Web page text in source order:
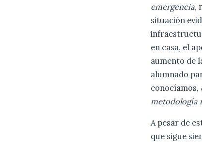
emergencia,
situación
en casa, el
aumento de
alumnado
conocíamos,
metodología
A pesar de
que sigue